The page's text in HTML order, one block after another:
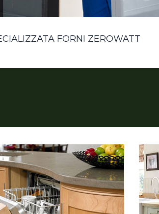
FORNI ZEROWATT